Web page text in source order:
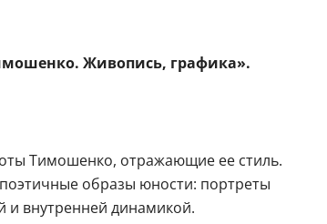
Живопись, графика».
Тимошенко, отражающие ее стиль.
образы юности: портреты
и внутренней динамикой.